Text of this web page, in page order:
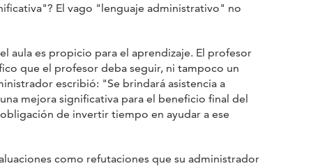
El vago "lenguaje administrativo" no
aula es propicio para el aprendizaje. El profesor
que el profesor deba seguir, ni tampoco un
escribió: "Se brindará asistencia a
mejora significativa para el beneficio final del
de invertir tiempo en ayudar a ese
como refutaciones que su administrador